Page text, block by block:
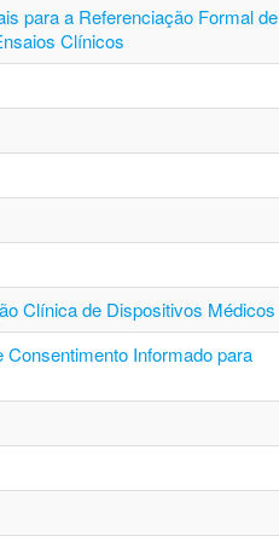
para a Referenciação Formal de
Clínicos
Clínica de Dispositivos Médicos
Informado para